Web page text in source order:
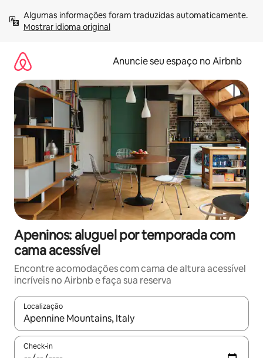
para
Mostrar idioma original
Anuncie seu espaço no Airbnb
Apeninos: aluguel por temporada com
cama acessível
Encontre acomodações com cama de altura acessível
incríveis no Airbnb e faça sua reserva
Localização
Quando os resultados estiverem disponíveis, explore-os
Check-in